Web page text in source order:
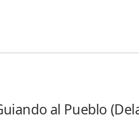
al Pueblo